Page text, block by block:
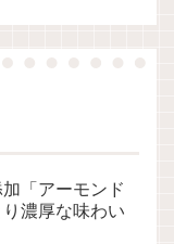
加「アーモンド
濃厚な味わい